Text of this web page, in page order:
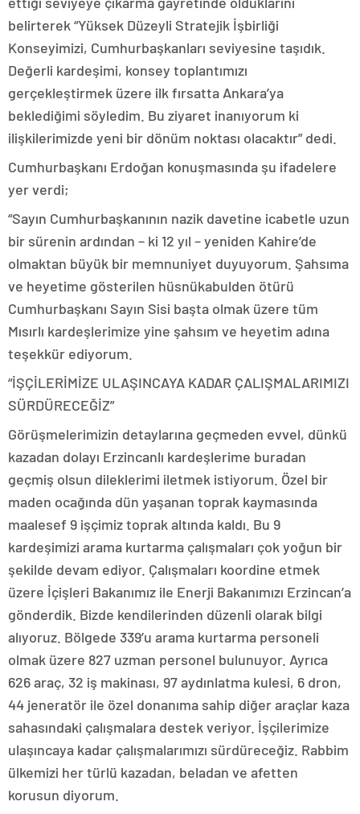
belirterek “Yüksek Düzeyli Stratejik İşbirliği
Konseyimizi, Cumhurbaşkanları seviyesine taşıdık.
Değerli kardeşimi, konsey toplantımızı
gerçekleştirmek üzere ilk fırsatta Ankara’ya
beklediğimi söyledim. Bu ziyaret inanıyorum ki
ilişkilerimizde yeni bir dönüm noktası olacaktır” dedi.
Cumhurbaşkanı Erdoğan konuşmasında şu ifadelere
yer verdi;
“Sayın Cumhurbaşkanının nazik davetine icabetle uzun
bir sürenin ardından – ki 12 yıl – yeniden Kahire’de
olmaktan büyük bir memnuniyet duyuyorum. Şahsıma
ve heyetime gösterilen hüsnükabulden ötürü
Cumhurbaşkanı Sayın Sisi başta olmak üzere tüm
Mısırlı kardeşlerimize yine şahsım ve heyetim adına
teşekkür ediyorum.
“İŞÇİLERİMİZE ULAŞINCAYA KADAR ÇALIŞMALARIMIZI
SÜRDÜRECEĞİZ”
Görüşmelerimizin detaylarına geçmeden evvel, dünkü
kazadan dolayı Erzincanlı kardeşlerime buradan
geçmiş olsun dileklerimi iletmek istiyorum. Özel bir
maden ocağında dün yaşanan toprak kaymasında
maalesef 9 işçimiz toprak altında kaldı. Bu 9
kardeşimizi arama kurtarma çalışmaları çok yoğun bir
şekilde devam ediyor. Çalışmaları koordine etmek
üzere İçişleri Bakanımız ile Enerji Bakanımızı Erzincan’a
gönderdik. Bizde kendilerinden düzenli olarak bilgi
alıyoruz. Bölgede 339’u arama kurtarma personeli
olmak üzere 827 uzman personel bulunuyor. Ayrıca
626 araç, 32 iş makinası, 97 aydınlatma kulesi, 6 dron,
44 jeneratör ile özel donanıma sahip diğer araçlar kaza
sahasındaki çalışmalara destek veriyor. İşçilerimize
ulaşıncaya kadar çalışmalarımızı sürdüreceğiz. Rabbim
ülkemizi her türlü kazadan, beladan ve afetten
korusun diyorum.